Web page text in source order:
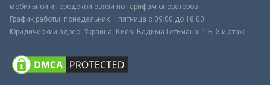
мобильной и городской связи по тарифам операторов
График работы: понедельник – пятница с 09:00 до 18:00
Юридический адрес: Украина, Киев, Вадима Гетьмана, 1-Б, 3-й этаж